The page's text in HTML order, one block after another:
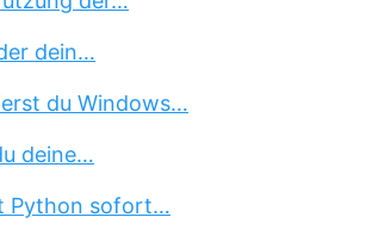
dein…
du Windows…
deine…
Python sofort…